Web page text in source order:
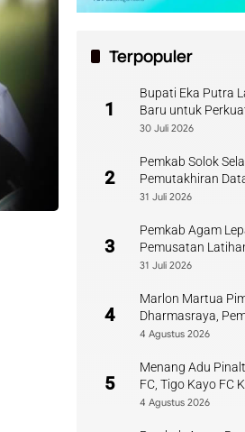
Terpopuler
1
Bupati Eka Putra
Baru untuk
Datar
30 Juli 2026
2
Pemkab Solok
Pemutakhiran
Pangan
31 Juli 2026
3
Pemkab Agam
Pemusatan
Sumbar
31 Juli 2026
4
Marlon Martua
Dharmasraya,
Sinergi Adat
4 Agustus 2026
5
Menang Adu
FC, Tigo Kayo FC
Juara Piala
4 Agustus 2026